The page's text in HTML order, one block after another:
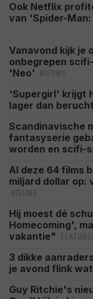
Ook Netflix
van 'Spider-
Vanavond kijk je
onbegrepen
'Neo'
'Supergirl' krijgt
lager dan
Scandinavische
fantasyserie
worden en scifi-
Al deze 64 films
miljard dollar
Hij moest dé
Homecoming',
vakantie"
3 dikke
je avond flink
Guy Ritchie's